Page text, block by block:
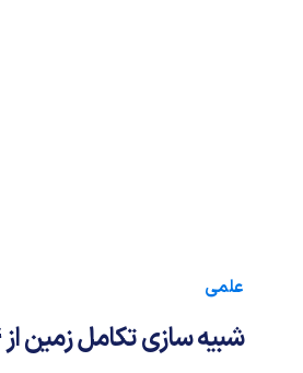
علمی
شبیه سازی تکامل زمین از ۴ میلیارد سال قبل تاکنون [تماشا کنید]